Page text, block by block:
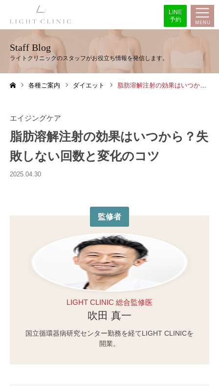
LINE
予約
Staff Blog
各種ご案内 ダイエット 脂肪溶解注射の効果はいつから？失敗しない回数と変化のコツ
エイジングケア
脂肪溶解注射の効果はいつから？失
敗しない回数と変化のコツ
2025.04.30
監修者
LIGHT CLINIC 総合監修医
吹田 真一
国立循環器病研究センター勤務を経てLIGHT CLINICを
開業。